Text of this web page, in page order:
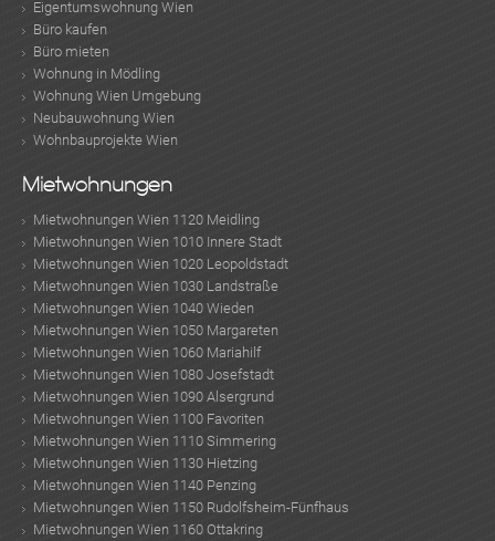
Eigentumswohnung Wien
Büro kaufen
Büro mieten
Wohnung in Mödling
Wohnung Wien Umgebung
Neubauwohnung Wien
Wohnbauprojekte Wien
Mietwohnungen
Mietwohnungen Wien 1120 Meidling
Mietwohnungen Wien 1010 Innere Stadt
Mietwohnungen Wien 1020 Leopoldstadt
Mietwohnungen Wien 1030 Landstraße
Mietwohnungen Wien 1040 Wieden
Mietwohnungen Wien 1050 Margareten
Mietwohnungen Wien 1060 Mariahilf
Mietwohnungen Wien 1080 Josefstadt
Mietwohnungen Wien 1090 Alsergrund
Mietwohnungen Wien 1100 Favoriten
Mietwohnungen Wien 1110 Simmering
Mietwohnungen Wien 1130 Hietzing
Mietwohnungen Wien 1140 Penzing
Mietwohnungen Wien 1150 Rudolfsheim-Fünfhaus
Mietwohnungen Wien 1160 Ottakring